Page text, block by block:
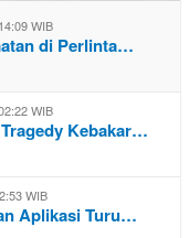
WIB
di Perlinta…
WIB
Kebakar…
WIB
Aplikasi Turu…